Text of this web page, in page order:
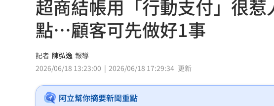
失智公公偷超商 陳明真崩潰報警親立遺囑 14:14
竊電24元法官未追討 檢卻為64元電費上訴
白海豚對流增強！發海警將破68年颱風紀錄
M1A2T桃機演練反空降 淡水河架阻絕鏈
視導城鎮韌性演習 蕭美琴曝三檢驗重點
超商結帳用「行動支付」很
點…顧客可先做好1事
記者 陳弘逸 報導
2026/06/18 13:23:00
2026/06/18 17:29:34 更新
阿立幫你摘要新聞重點